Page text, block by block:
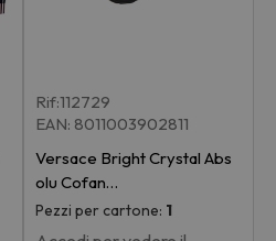
Rif:112729
EAN: 8011003902811
Versace Bright Crystal Abs
olu Cofan…
Pezzi per cartone: 1